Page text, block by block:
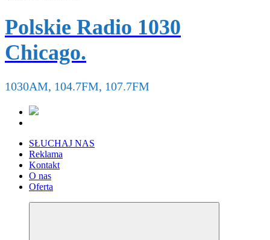
Polskie Radio 1030
Chicago.
1030AM, 104.7FM, 107.7FM
SŁUCHAJ NAS
Reklama
Kontakt
O nas
Oferta